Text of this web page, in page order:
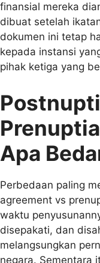
finansial mereka
dibuat setelah
dokumen ini tetap
kepada instansi
pihak ketiga yang
Apa
Perbedaan paling
agreement vs
waktu
disepakati, dan
melangsungkan
negara. Sementara